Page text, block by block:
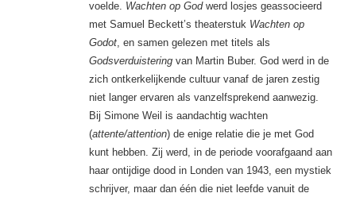
voelde. Wachten op Godwerd losjes geassocieerd
met Samuel Beckett’s theaterstuk Wachten op
Godot, en samen gelezen met titels als
Godsverduisteringvan Martin Buber. God werd in de
zich ontkerkelijkende cultuur vanaf de jaren zestig
niet langer ervaren als vanzelfsprekend aanwezig.
Bij Simone Weil is aandachtig wachten
(attente/attention) de enige relatie die je met God
kunt hebben. Zij werd, in de periode voorafgaand aan
haar ontijdige dood in Londen van 1943, een mystiek
schrijver, maar dan één die niet leefde vanuit de